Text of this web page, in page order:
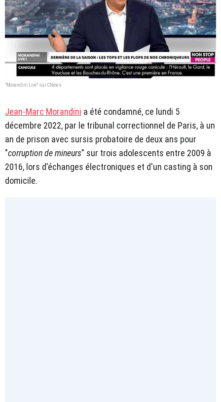
"Morandini Live" sur CNews
Jean-Marc Morandini a été condamné, ce lundi 5
décembre 2022, par le tribunal correctionnel de Paris, à un
an de prison avec sursis probatoire de deux ans pour
"corruption de mineurs" sur trois adolescents entre 2009 à
2016, lors d'échanges électroniques et d'un casting à son
domicile.